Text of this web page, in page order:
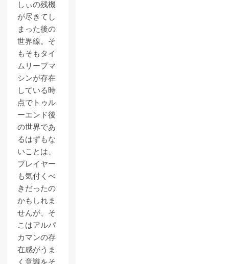
しぃの残機
が尽きてし
まった後の
世界線。そ
もそもタイ
ムリープマ
シンが存在
している時
点でトゥル
ーエンド後
の世界であ
るはずもな
いことは、
プレイヤー
も気付くべ
きだったの
かもしれま
せんが、そ
こはアルパ
カマンの存
在感がうま
く意識をそ